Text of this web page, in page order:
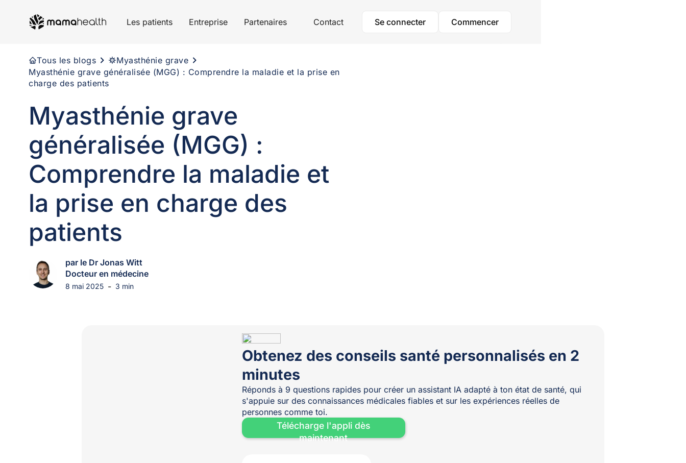
Les patients Entreprise Partenaires Contact Se connecter Commencer
Tous les blogs
Myasthénie grave
Myasthénie grave généralisée (MGG) : Comprendre la maladie et la prise en
charge des patients
Myasthénie grave
généralisée (MGG) :
Comprendre la maladie et
la prise en charge des
patients
par le Dr Jonas Witt
Docteur en médecine
8 mai 2025 - 3 min
Obtenez des conseils santé personnalisés en 2
minutes
Réponds à 9 questions rapides pour créer un assistant IA adapté à ton état de santé, qui
s'appuie sur des connaissances médicales fiables et sur les expériences réelles de
personnes comme toi.
Télécharge l'appli dès
maintenant